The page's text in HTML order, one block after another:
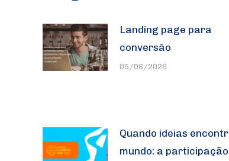
Landing page para
conversão
05/08/2026
Quando ideias
mundo: a